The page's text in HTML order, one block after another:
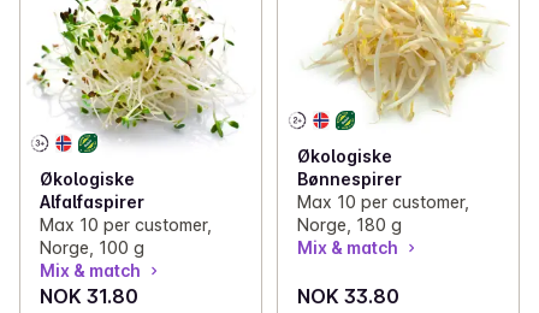
Økologiske
Alfalfaspirer
Max 10 per customer,
Norge, 100 g
Mix & match
NOK 31.80
Økologiske
Bønnespirer
Max 10 per customer,
Norge, 180 g
Mix & match
NOK 33.80